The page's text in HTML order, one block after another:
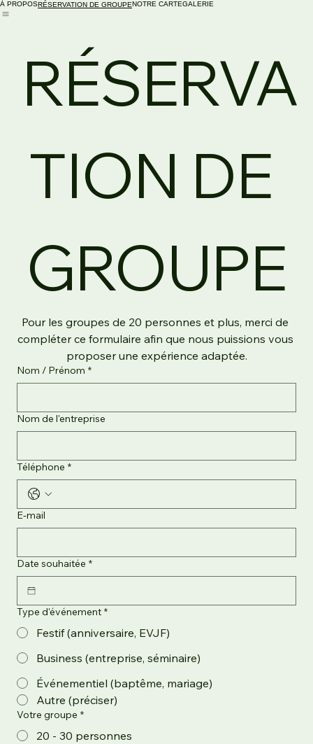
À PROPOSRÉSERVATION DE GROUPENOTRE CARTEGALERIE
RÉSERVA
TION DE
GROUPE
Pour les groupes de 20 personnes et plus, merci de
compléter ce formulaire afin que nous puissions vous
proposer une expérience adaptée.
Nom / Prénom *
Nom de l'entreprise
Téléphone *
E‑mail
Date souhaitée *
Type d'événement *
Festif (anniversaire, EVJF)
Business (entreprise, séminaire)
Événementiel (baptême, mariage)
Autre (préciser)
Votre groupe *
20 - 30 personnes